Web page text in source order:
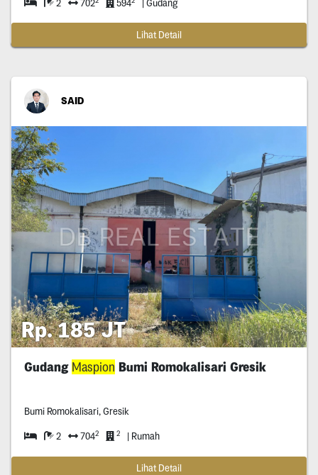
2 702 594 | Gudang
Lihat Detail
SAID
Rp. 185 JT
Gudang Maspion Bumi Romokalisari Gresik
Bumi Romokalisari, Gresik
2 7042 2 | Rumah
Lihat Detail